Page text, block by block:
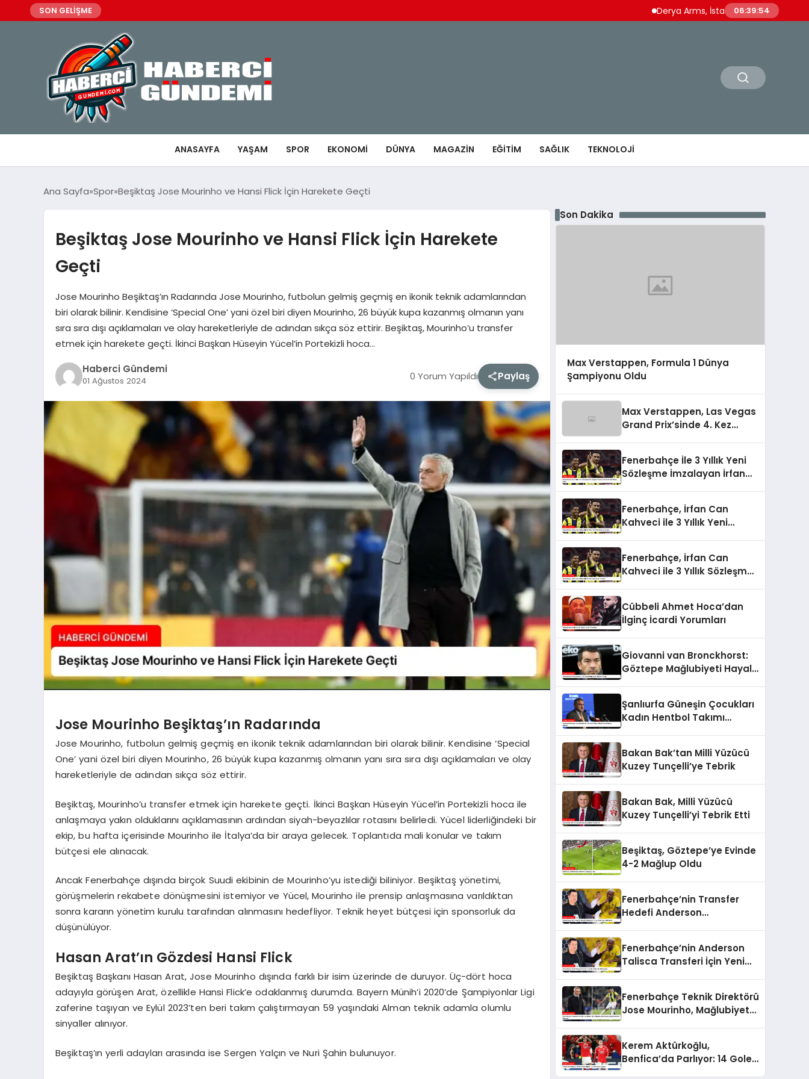
SON GELİŞME Derya Arms, İstanbul Prohunt 2026’da
06:39:55
ANASAYFA YAŞAM SPOR EKONOMI DÜNYA MAGAZIN EĞITIM SAĞLIK TEKNOLOJI
Ana Sayfa Spor Beşiktaş Jose Mourinho ve Hansi Flick İçin Harekete Geçti
Beşiktaş Jose Mourinho ve Hansi Flick İçin Harekete
Geçti
Jose Mourinho Beşiktaş’ın Radarında Jose Mourinho, futbolun gelmiş geçmiş en ikonik teknik adamlarından
biri olarak bilinir. Kendisine ‘Special One’ yani özel biri diyen Mourinho, 26 büyük kupa kazanmış olmanın yanı
sıra sıra dışı açıklamaları ve olay hareketleriyle de adından sıkça söz ettirir. Beşiktaş, Mourinho’u transfer
etmek için harekete geçti. İkinci Başkan Hüseyin Yücel’in Portekizli hoca…
Haberci Gündemi
01 Ağustos 2024 0 Yorum Yapıldı Paylaş
Jose Mourinho Beşiktaş’ın Radarında
Jose Mourinho, futbolun gelmiş geçmiş en ikonik teknik adamlarından biri olarak bilinir. Kendisine ‘Special
One’ yani özel biri diyen Mourinho, 26 büyük kupa kazanmış olmanın yanı sıra sıra dışı açıklamaları ve olay
hareketleriyle de adından sıkça söz ettirir.
Beşiktaş, Mourinho’u transfer etmek için harekete geçti. İkinci Başkan Hüseyin Yücel’in Portekizli hoca ile
anlaşmaya yakın olduklarını açıklamasının ardından siyah-beyazlılar rotasını belirledi. Yücel liderliğindeki bir
ekip, bu hafta içerisinde Mourinho ile İtalya’da bir araya gelecek. Toplantıda mali konular ve takım
bütçesi ele alınacak.
Ancak Fenerbahçe dışında birçok Suudi ekibinin de Mourinho’yu istediği biliniyor. Beşiktaş yönetimi,
görüşmelerin rekabete dönüşmesini istemiyor ve Yücel, Mourinho ile prensip anlaşmasına varıldıktan
sonra kararın yönetim kurulu tarafından alınmasını hedefliyor. Teknik heyet bütçesi için sponsorluk da
düşünülüyor.
Hasan Arat’ın Gözdesi Hansi Flick
Beşiktaş Başkanı Hasan Arat, Jose Mourinho dışında farklı bir isim üzerinde de duruyor. Üç-dört hoca
adayıyla görüşen Arat, özellikle Hansi Flick’e odaklanmış durumda. Bayern Münih’i 2020’de Şampiyonlar Ligi
zaferine taşıyan ve Eylül 2023’ten beri takım çalıştırmayan 59 yaşındaki Alman teknik adamla olumlu
sinyaller alınıyor.
Beşiktaş’ın yerli adayları arasında ise Sergen Yalçın ve Nuri Şahin bulunuyor.
Son Dakika
Max Verstappen, Formula 1 Dünya
Şampiyonu Oldu
Max Verstappen, Las Vegas
Grand Prix’sinde 4. Kez
Fenerbahçe İle 3 Yıllık Yeni
Sözleşme İmzalayan İrfan
Fenerbahçe, İrfan Can
Kahveci ile 3 Yıllık Yeni
Fenerbahçe, İrfan Can
Kahveci ile 3 Yıllık Sözleşme
Cübbeli Ahmet Hoca’dan
İlginç İcardi Yorumları
Giovanni van Bronckhorst:
Göztepe Mağlubiyeti Hayal
Şanlıurfa Güneşin Çocukları
Kadın Hentbol Takımı
Bakan Bak’tan Milli Yüzücü
Kuzey Tunçelli’ye Tebrik
Bakan Bak, Milli Yüzücü
Kuzey Tunçelli’yi Tebrik Etti
Beşiktaş, Göztepe’ye Evinde
4-2 Mağlup Oldu
Fenerbahçe’nin Transfer
Hedefi Anderson
Fenerbahçe’nin Anderson
Talisca Transferi İçin Yeni
Fenerbahçe Teknik Direktörü
Jose Mourinho, Mağlubiyet
Kerem Aktürkoğlu,
Benfica’da Parlıyor: 14 Gole